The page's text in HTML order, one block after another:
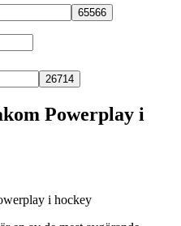
Powerplay i
i hockey